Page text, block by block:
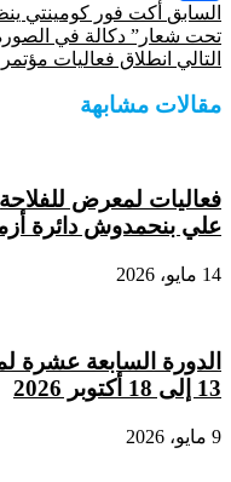
Share
السابق أكت فور كومينتي
تحت شعار” دكالة في
التالي انطلاق فعاليات مؤتمر
مقالات مشابهة
فعاليات لمعرض
علي بنحمدوش دائرة
14 مايو، 2026
الدورة السابعة عشرة
13 إلى 18 أكتوبر 2026
9 مايو، 2026